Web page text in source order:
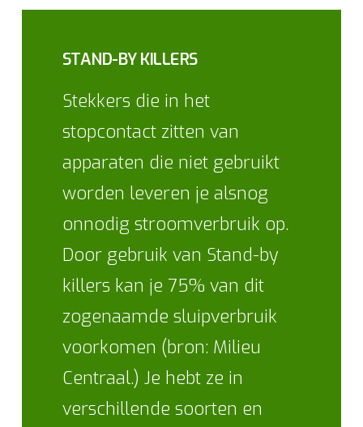
STAND-BY KILLERS
Stekkers die in het
stopcontact zitten van
apparaten die niet gebruikt
worden leveren je alsnog
onnodig stroomverbruik op.
Door gebruik van Stand-by
killers kan je 75% van dit
zogenaamde sluipverbruik
voorkomen (bron: Milieu
Centraal.) Je hebt ze in
verschillende soorten en